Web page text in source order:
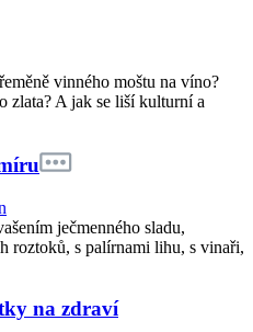
vinného moštu na víno?
zlata? A jak se liší kulturní a
ječmenného sladu,
roztoků, s palírnami lihu, s vinaři,
na zdraví